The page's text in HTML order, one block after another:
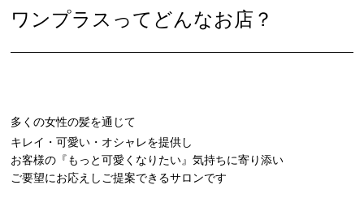
ワンプラスってどんなお店？
多くの女性の髪を通じて
キレイ・可愛い・オシャレを提供し
お客様の『もっと可愛くなりたい』気持ちに寄り添い
ご要望にお応えしご提案できるサロンです